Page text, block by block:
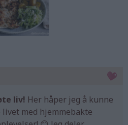
liv! Her håper jeg å kunne
med hjemmebakte